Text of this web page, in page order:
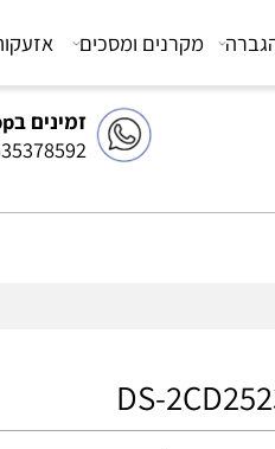
זמינים בWhatsApp
0535378592
מקרנים ומסכים אזעקות